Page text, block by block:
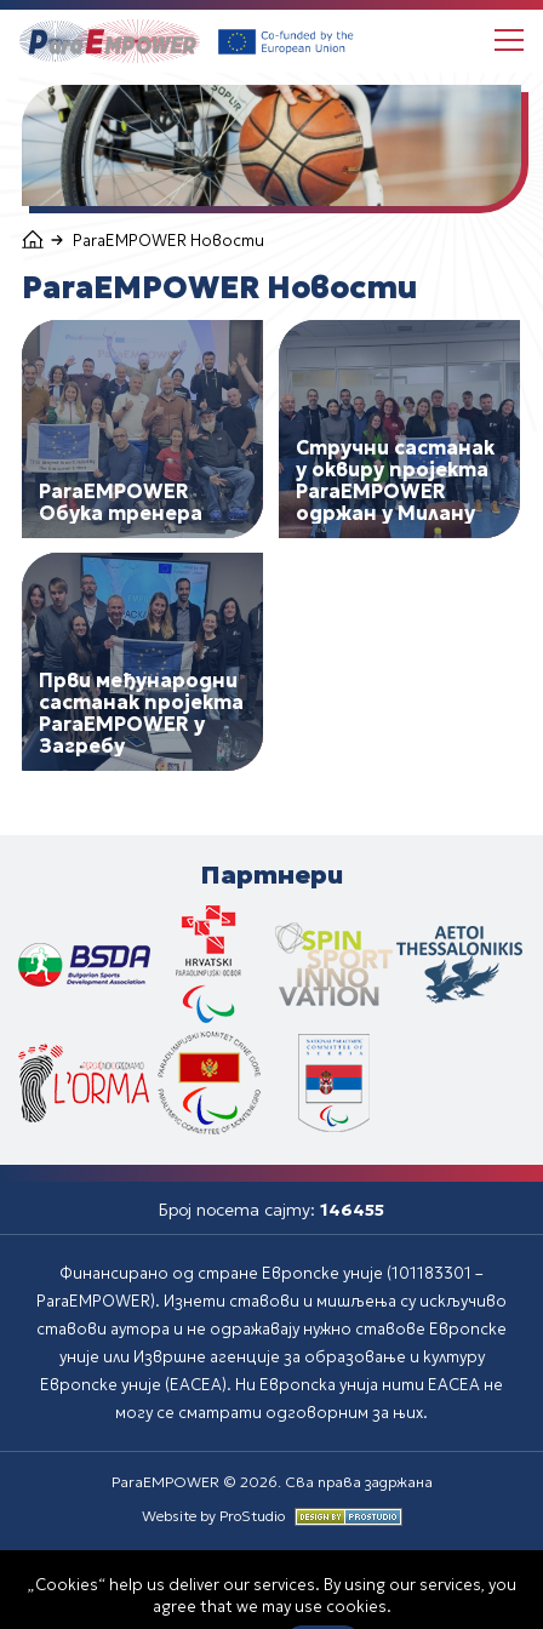
Choose language
О пројекту ParaEMPOWER
ParaEMPOWER Новости
ParaEMPOWER Центар за учење
Follow us
ParaEMPOWER Новости
ParaEMPOWER Новости
ParaEMPOWER
Обука тренера
Стручни састанак
у оквиру пројекта
ParaEMPOWER
одржан у Милану
Први међународни
састанак пројекта
ParaEMPOWER у
Загребу
Партнери
Број посета сајту: 146455
Финансирано од стране Европске уније (101183301 –
ParaEMPOWER). Изнети ставови и мишљења су искључиво
ставови аутора и не одражавају нужно ставове Европске
уније или Извршне агенције за образовање и културу
Европске уније (EACEA). Ни Европска унија нити EACEA не
могу се сматрати одговорним за њих.
ParaEMPOWER © 2026. Сва права задржана
Website by ProStudio
„Cookies“ help us deliver our services. By using our services, you
agree that we may use cookies.